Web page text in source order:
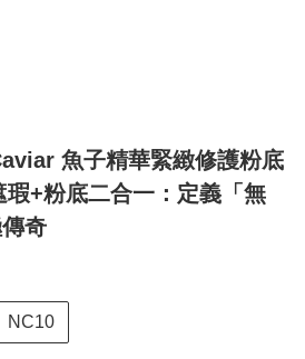
魚子精華緊緻修護粉底
+粉底二合一：定義「無
奇
NC10